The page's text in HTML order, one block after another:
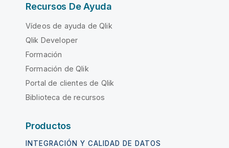
Recursos De Ayuda
Vídeos de ayuda de Qlik
Qlik Developer
Formación
Formación de Qlik
Portal de clientes de Qlik
Biblioteca de recursos
Productos
INTEGRACIÓN Y CALIDAD DE DATOS